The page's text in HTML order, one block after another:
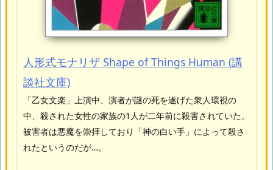
人形式モナリザ Shape of Things Human (講
談社文庫)
「乙女文楽」上演中、演者が謎の死を遂げた衆人環視の
中、殺された女性の家族の1人が二年前に殺害されていた。
被害者は悪魔を崇拝しており「神の白い手」によって殺さ
れたというのだが…。